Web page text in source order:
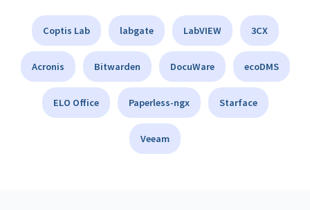
Coptis Lab labgate LabVIEW 3CX
Acronis Bitwarden DocuWare ecoDMS
ELO Office Paperless-ngx Starface
Veeam